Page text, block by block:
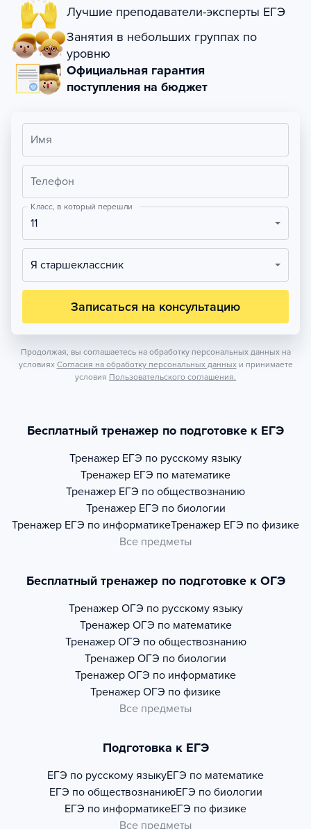
Лучшие преподаватели-эксперты ЕГЭ
Занятия в небольших группах по
уровню
Официальная гарантия
поступления на бюджет
Имя
Телефон
Класс, в который перешли
11
Я старшеклассник
Записаться на консультацию
Продолжая, вы соглашаетесь на обработку персональных данных на
условиях Согласия на обработку персональных данных и принимаете
условия Пользовательского соглашения.
Бесплатный тренажер по подготовке к ЕГЭ
Тренажер ЕГЭ по русскому языку
Тренажер ЕГЭ по математике
Тренажер ЕГЭ по обществознанию
Тренажер ЕГЭ по биологии
Тренажер ЕГЭ по информатикеТренажер ЕГЭ по физике
Все предметы
Бесплатный тренажер по подготовке к ОГЭ
Тренажер ОГЭ по русскому языку
Тренажер ОГЭ по математике
Тренажер ОГЭ по обществознанию
Тренажер ОГЭ по биологии
Тренажер ОГЭ по информатике
Тренажер ОГЭ по физике
Все предметы
Подготовка к ЕГЭ
ЕГЭ по русскому языкуЕГЭ по математике
ЕГЭ по обществознаниюЕГЭ по биологии
ЕГЭ по информатикеЕГЭ по физике
Все предметы